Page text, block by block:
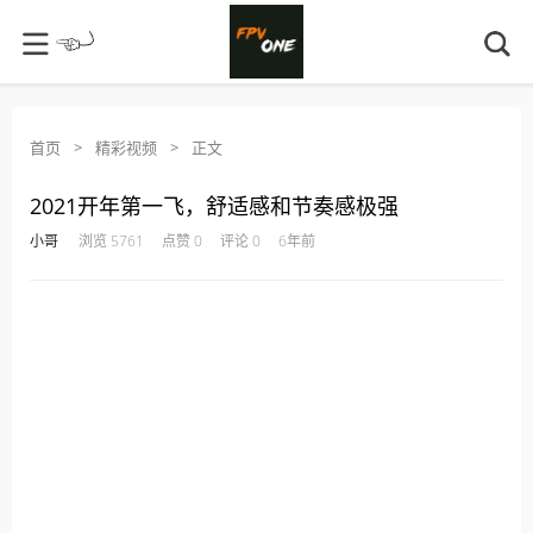
首页 > 精彩视频 > 正文
2021开年第一飞，舒适感和节奏感极强
小哥 浏览 5761 点赞 0 评论 0 6年前